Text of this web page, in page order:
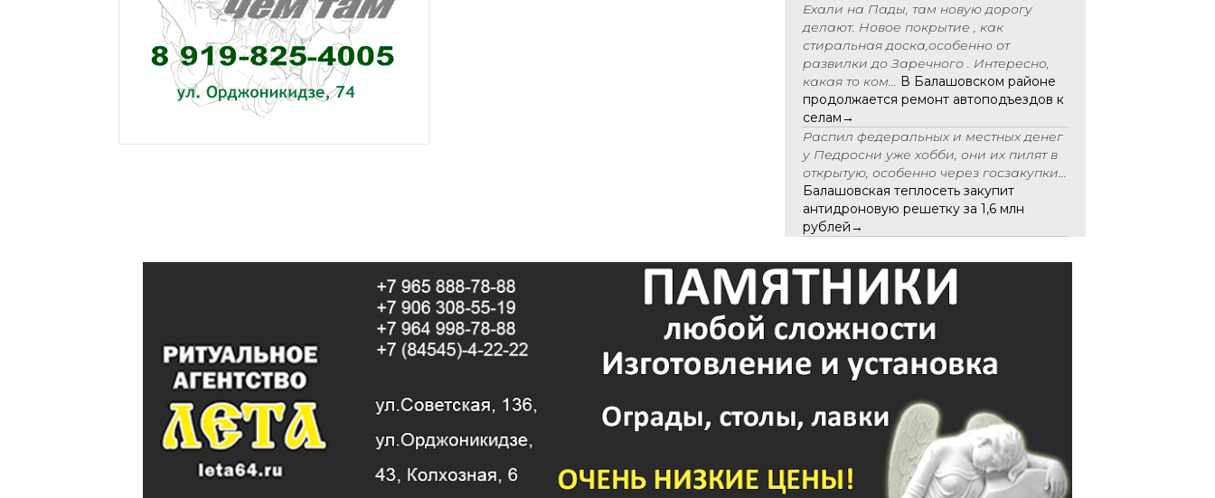
Ехали на Пады, там новую дорогу
делают. Новое покрытие , как
стиральная доска,особенно от
развилки до Заречного . Интересно,
какая то ком... В Балашовском районе
продолжается ремонт автоподъездов к
селам→
Распил федеральных и местных денег
у Педросни уже хобби, они их пилят в
открытую, особенно через госзакупки...
Балашовская теплосеть закупит
антидроновую решетку за 1,6 млн
рублей→